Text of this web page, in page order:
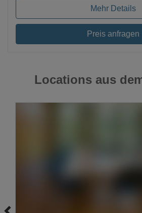
Mehr Details
Preis anfragen
Locations aus